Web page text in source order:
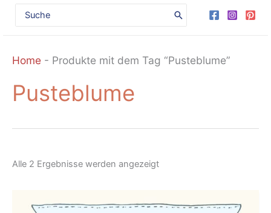
Search
for:
Home - Produkte mit dem Tag “Pusteblume”
Pusteblume
Alle 2 Ergebnisse werden angezeigtNach